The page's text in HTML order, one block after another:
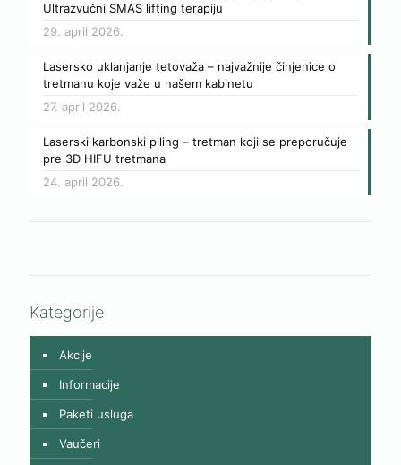
Ultrazvučni SMAS lifting terapiju
29. april 2026.
Lasersko uklanjanje tetovaža – najvažnije činjenice o
tretmanu koje važe u našem kabinetu
27. april 2026.
Laserski karbonski piling – tretman koji se preporučuje
pre 3D HIFU tretmana
24. april 2026.
Kategorije
Akcije
Informacije
Paketi usluga
Vaučeri